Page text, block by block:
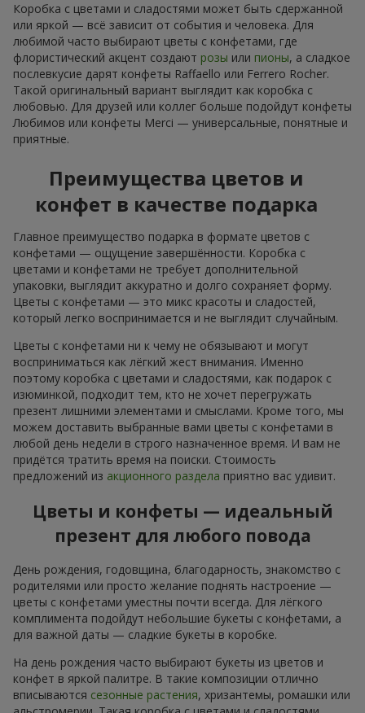
Коробка с цветами и сладостями может быть сдержанной
или яркой — всё зависит от события и человека. Для
любимой часто выбирают цветы с конфетами, где
флористический акцент создают розы или пионы, а сладкое
послевкусие дарят конфеты Raffaello или Ferrero Rocher.
Такой оригинальный вариант выглядит как коробка с
любовью. Для друзей или коллег больше подойдут конфеты
Любимов или конфеты Merci — универсальные, понятные и
приятные.
Преимущества цветов и
конфет в качестве подарка
Главное преимущество подарка в формате цветов с
конфетами — ощущение завершённости. Коробка с
цветами и конфетами не требует дополнительной
упаковки, выглядит аккуратно и долго сохраняет форму.
Цветы с конфетами — это микс красоты и сладостей,
который легко воспринимается и не выглядит случайным.
Цветы с конфетами ни к чему не обязывают и могут
восприниматься как лёгкий жест внимания. Именно
поэтому коробка с цветами и сладостями, как подарок с
изюминкой, подходит тем, кто не хочет перегружать
презент лишними элементами и смыслами. Кроме того, мы
можем доставить выбранные вами цветы с конфетами в
любой день недели в строго назначенное время. И вам не
придётся тратить время на поиски. Стоимость
предложений из акционного раздела приятно вас удивит.
Цветы и конфеты — идеальный
презент для любого повода
День рождения, годовщина, благодарность, знакомство с
родителями или просто желание поднять настроение —
цветы с конфетами уместны почти всегда. Для лёгкого
комплимента подойдут небольшие букеты с конфетами, а
для важной даты — сладкие букеты в коробке.
На день рождения часто выбирают букеты из цветов и
конфет в яркой палитре. В такие композиции отлично
вписываются сезонные растения, хризантемы, ромашки или